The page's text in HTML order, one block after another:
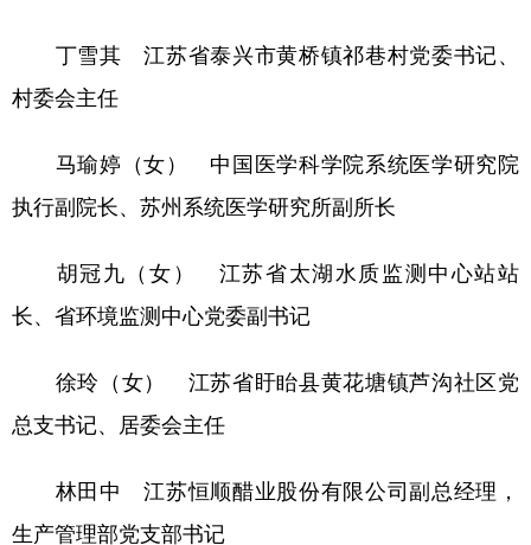
丁雪其 江苏省泰兴市黄桥镇祁巷村党委书记、
村委会主任
马瑜婷（女） 中国医学科学院系统医学研究院
执行副院长、苏州系统医学研究所副所长
胡冠九（女） 江苏省太湖水质监测中心站站
长、省环境监测中心党委副书记
徐玲（女） 江苏省盱眙县黄花塘镇芦沟社区党
总支书记、居委会主任
林田中 江苏恒顺醋业股份有限公司副总经理，
生产管理部党支部书记